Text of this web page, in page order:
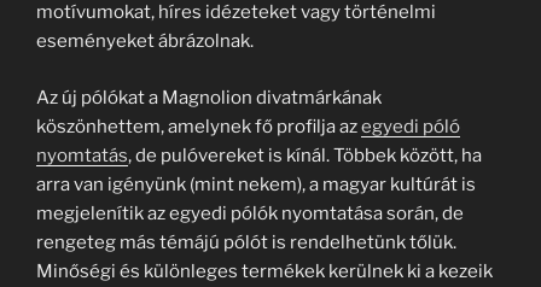
motívumokat, híres idézeteket vagy történelmi
eseményeket ábrázolnak.
Az új pólókat a Magnolion divatmárkának
köszönhettem, amelynek fő profilja azegyedi póló
nyomtatás, de pulóvereket is kínál. Többek között, ha
arra van igényünk (mint nekem), a magyar kultúrát is
megjelenítik az egyedi pólók nyomtatása során, de
rengeteg más témájú pólót is rendelhetünk tőlük.
Minőségi és különleges termékek kerülnek ki a kezeik